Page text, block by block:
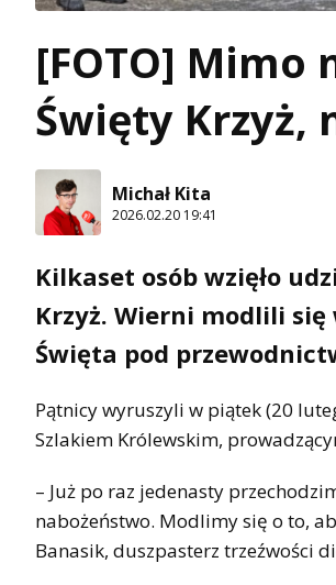
[FOTO] Mimo
Święty Krzyż,
Michał Kita
2026.02.20 19:41
Kilkaset osób wzięło
Krzyż. Wierni modlili
Święta pod
Pątnicy wyruszyli w piątek (20
Szlakiem Królewskim,
– Już po raz jedenasty
nabożeństwo. Modlimy się o to,
Banasik, duszpasterz trzeźwości